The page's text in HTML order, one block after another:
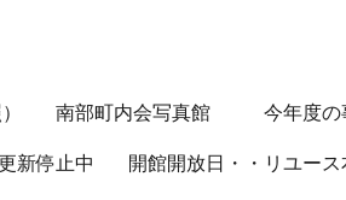
南部町内会写真館 今年度
新停止中 開館開放日・・リユー